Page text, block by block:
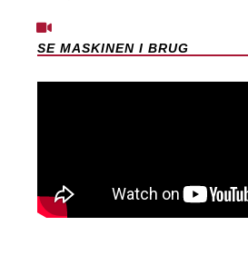
SE MASKINEN I BRUG